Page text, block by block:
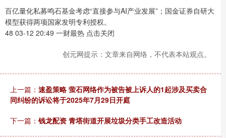
百亿量化私募鸣石基金考虑“直接参与AI产业发展”；国金证券自研大
模型获得两项国家发明专利授权。
48 03-12 20:49 一财最热 点击关闭
创元网提示：文章来自网络，不代表本站观点。
上一篇： 速盈策略 萤石网络作为被告被上诉人的1起涉及买卖合
同纠纷的诉讼将于2025年7月29日开庭
下一篇： 钱龙配资 青塔街道开展垃圾分类手工改造活动